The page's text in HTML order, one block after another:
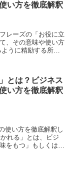
い方を徹底解釈
レーズの「お役に立
、その意味や使い方
うに精励する所存
とは？ビジネス
い方を徹底解釈
使い方を徹底解釈し
れる」とは、ビジ
をもつ」もしくは